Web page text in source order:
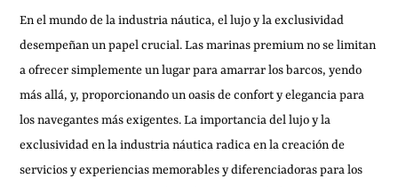
En el mundo de la industria náutica, el lujo y la exclusividad
desempeñan un papel crucial. Las marinas premium no se limitan
a ofrecer simplemente un lugar para amarrar los barcos, yendo
más allá, y, proporcionando un oasis de confort y elegancia para
los navegantes más exigentes. La importancia del lujo y la
exclusividad en la industria náutica radica en la creación de
servicios y experiencias memorables y diferenciadoras para los